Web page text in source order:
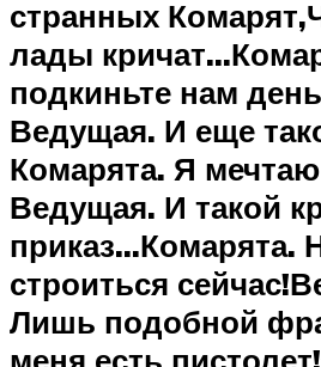
странных
лады
подкиньте нам
Ведущая. И еще
Комарята. Я
Ведущая. И такой
приказ…Комарята.
строиться
Лишь подобной
меня есть